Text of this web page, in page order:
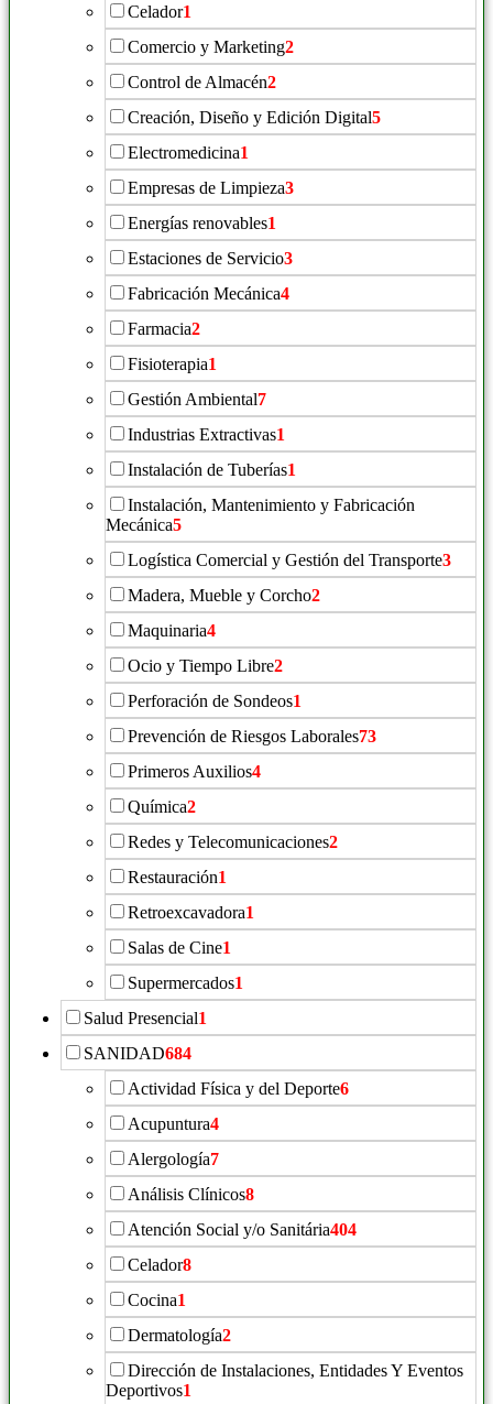
Celador1
Comercio y Marketing2
Control de Almacén2
Creación, Diseño y Edición Digital5
Electromedicina1
Empresas de Limpieza3
Energías renovables1
Estaciones de Servicio3
Fabricación Mecánica4
Farmacia2
Fisioterapia1
Gestión Ambiental7
Industrias Extractivas1
Instalación de Tuberías1
Instalación, Mantenimiento y Fabricación
Mecánica5
Logística Comercial y Gestión del Transporte3
Madera, Mueble y Corcho2
Maquinaria4
Ocio y Tiempo Libre2
Perforación de Sondeos1
Prevención de Riesgos Laborales73
Primeros Auxilios4
Química2
Redes y Telecomunicaciones2
Restauración1
Retroexcavadora1
Salas de Cine1
Supermercados1
Salud Presencial1
SANIDAD684
Actividad Física y del Deporte6
Acupuntura4
Alergología7
Análisis Clínicos8
Atención Social y/o Sanitária404
Celador8
Cocina1
Dermatología2
Dirección de Instalaciones, Entidades Y Eventos
Deportivos1